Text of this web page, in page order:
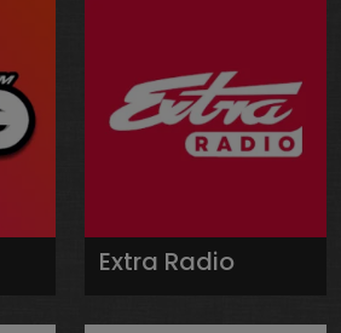
Extra Radio